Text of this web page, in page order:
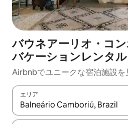
バウネアーリオ・コ
バケーションレンタル
Airbnbでユニークな宿泊施設を
エリア
検索結果が表示されたら、上下